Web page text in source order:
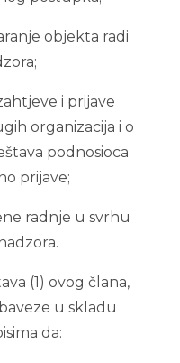
objekta radi
i prijave
organizacija i o
podnosioca
prijave;
radnje u svrhu
(1) ovog člana,
u skladu
da: